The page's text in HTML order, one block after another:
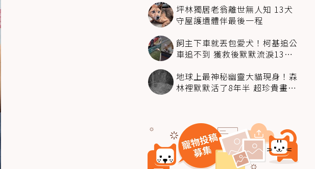
坪林獨居老翁離世無人知 13犬
守屋護遺體伴最後一程
飼主下車就丟包愛犬！柯基追公
車追不到 獲救後默默流淚13萬
地球上最神秘幽靈大貓現身！森
林裡默默活了8年半 超珍貴畫面